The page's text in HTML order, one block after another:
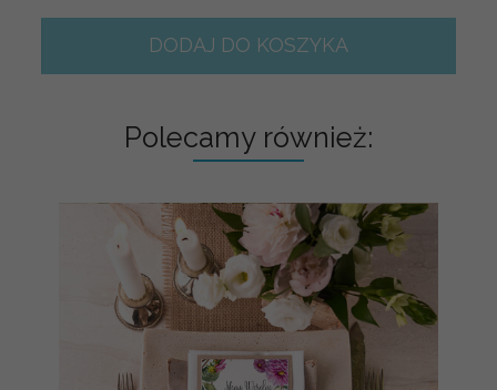
DODAJ DO KOSZYKA
Polecamy również: